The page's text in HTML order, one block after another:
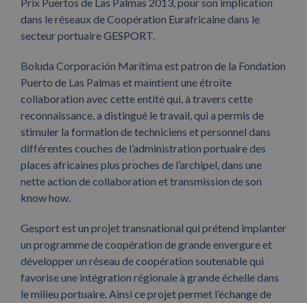
dans le réseaux de Coopération Eurafricaine dans le
secteur portuaire GESPORT.
Boluda Corporación Marítima est patron de la Fondation
Puerto de Las Palmas et maintient une étroite
collaboration avec cette entité qui, à travers cette
reconnaissance, a distingué le travail, qui a permis de
stimuler la formation de techniciens et personnel dans
différentes couches de l’administration portuaire des
places africaines plus proches de l’archipel, dans une
nette action de collaboration et transmission de son
know how.
Gesport est un projet transnational qui prétend implanter
un programme de coopération de grande envergure et
développer un réseau de coopération soutenable qui
favorise une intégration régionale à grande échelle dans
le milieu portuaire. Ainsi ce projet permet l’échange de